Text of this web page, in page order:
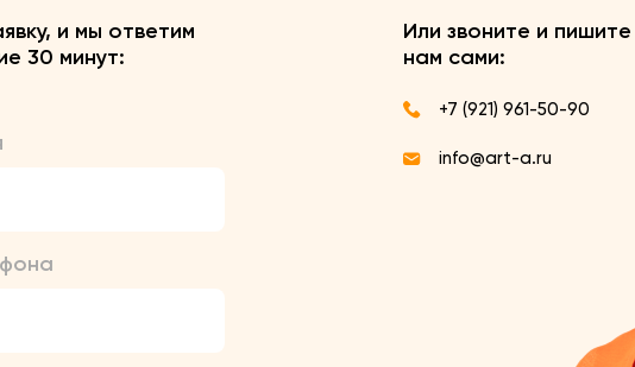
и мы ответим
30 минут:
Или звоните и пишите
нам сами:
+7 (921) 961-50-90
info@art-a.ru